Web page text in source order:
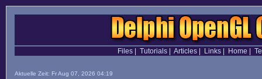
Files| Tutorials| Articles| Links| Home
Aktuelle Zeit: Fr Aug 07, 2026 04:19